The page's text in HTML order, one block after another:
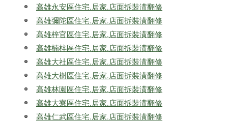
高雄永安區住宅.居家.店面拆裝潢翻修
高雄彌陀區住宅.居家.店面拆裝潢翻修
高雄梓官區住宅.居家.店面拆裝潢翻修
高雄楠梓區住宅.居家.店面拆裝潢翻修
高雄大社區住宅.居家.店面拆裝潢翻修
高雄大樹區住宅.居家.店面拆裝潢翻修
高雄林園區住宅.居家.店面拆裝潢翻修
高雄大寮區住宅.居家.店面拆裝潢翻修
高雄仁武區住宅.居家.店面拆裝潢翻修